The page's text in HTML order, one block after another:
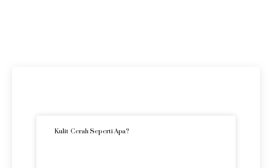
Kulit Cerah Seperti Apa?